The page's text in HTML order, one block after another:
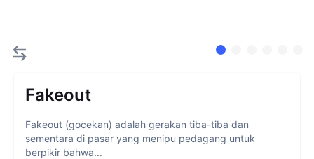
Fakeout
Fakeout (gocekan) adalah gerakan tiba-tiba dan
sementara di pasar yang menipu pedagang untuk
berpikir bahwa...